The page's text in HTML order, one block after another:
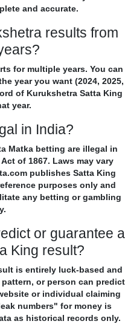
and accurate.
results from
for multiple years. You can
year you want (2024, 2025,
of Kurukshetra Satta King
year.
in India?
Matka betting are illegal in
of 1867. Laws may vary
publishes Satta King
purposes only and
any betting or gambling
or guarantee a
King result?
is entirely luck-based and
or person can predict
or individual claiming
numbers" for money is
as historical records only.